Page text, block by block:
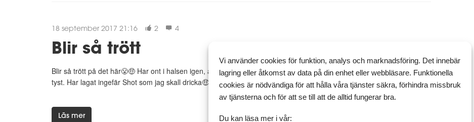
18 september 2017 21:16 2 4
Blir så trött
Blir så trött på det här😤🤑 Har ont i halsen igen, är riktigt tjock i halsen och den gör ont när jag pratar. Bäst och vara
tyst. Har lagat ingefär Shot som jag skall dricka🤑 smakar inte gott men är effektivt och lindrar det onda. Man blir...
Läs mer
Vi använder cookies för funktion, analys och marknadsföring. Det innebär
lagring eller åtkomst av data på din enhet eller webbläsare. Funktionella
cookies är nödvändiga för att hålla våra tjänster säkra, förhindra missbruk
av tjänsterna och för att se till att de alltid fungerar bra.
Du kan läsa mer i vår: